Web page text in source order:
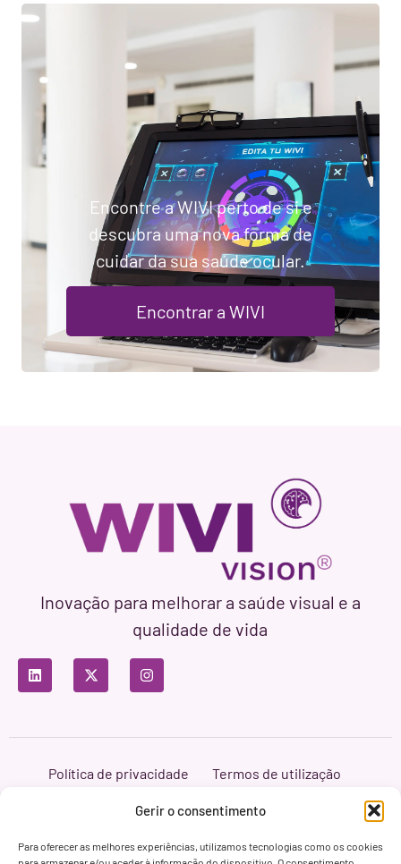
Gerir o consentimento
Para oferecer as melhores experiências, utilizamos tecnologias como os cookies
Encontre a WIVI perto de si e
descubra uma nova forma de
cuidar da sua saúde ocular.
Encontrar a WIVI
Inovação para melhorar a saúde visual e a
qualidade de vida
Política de privacidade
Termos de utilização
Branding & Web ASH Proyectos Creativos